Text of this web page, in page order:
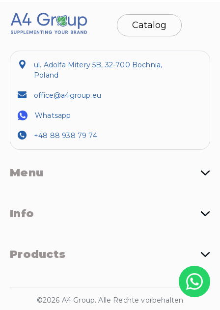
Catalog
ul. Adolfa Mitery 5B, 32-700 Bochnia,
Poland
office@a4group.eu
Whatsapp
+48 88 938 79 74
Menu
Info
Products
©2026 A4 Group. Alle Rechte vorbehalten